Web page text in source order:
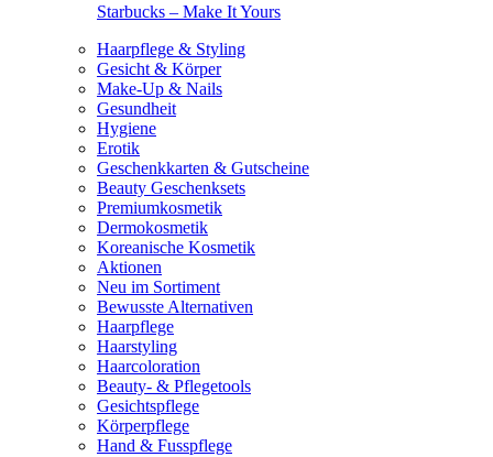
Starbucks – Make It Yours
Haarpflege & Styling
Gesicht & Körper
Make-Up & Nails
Gesundheit
Hygiene
Erotik
Geschenkkarten & Gutscheine
Beauty Geschenksets
Premiumkosmetik
Dermokosmetik
Koreanische Kosmetik
Aktionen
Neu im Sortiment
Bewusste Alternativen
Haarpflege
Haarstyling
Haarcoloration
Beauty- & Pflegetools
Gesichtspflege
Körperpflege
Hand & Fusspflege